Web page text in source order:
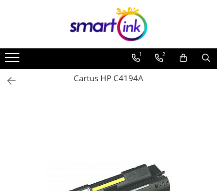
Consumabile
Cartuse si tonere
Pentru firme
1 2
Cartus HP C4194A